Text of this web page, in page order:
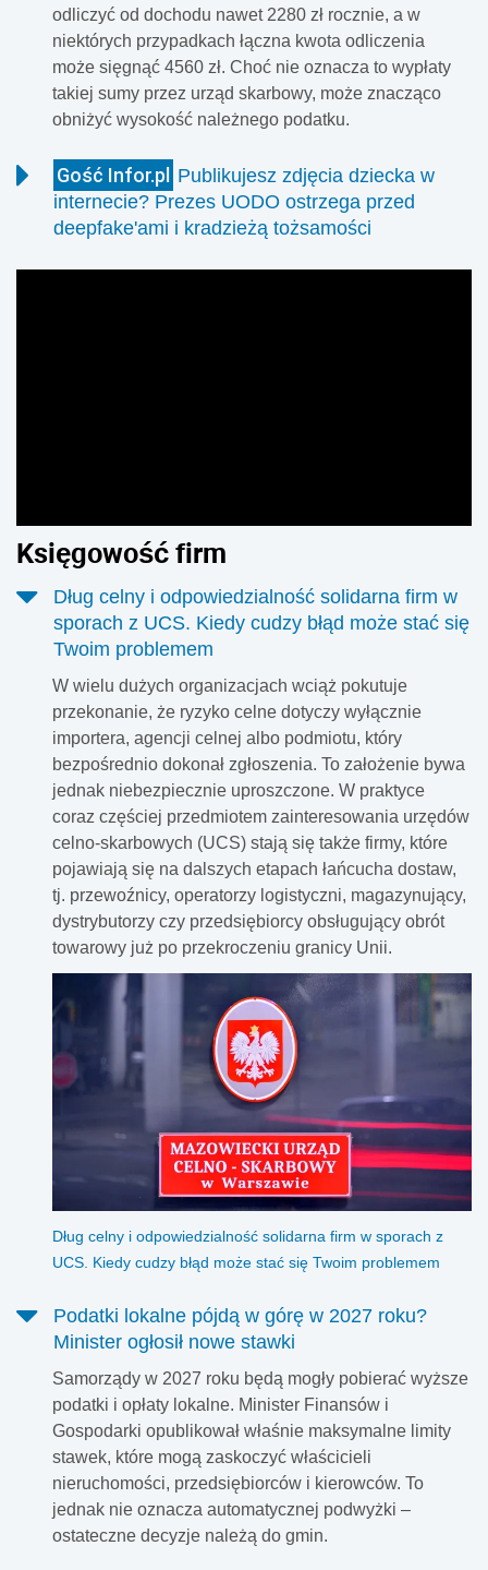
odliczyć od dochodu nawet 2280 zł rocznie, a w
niektórych przypadkach łączna kwota odliczenia
może sięgnąć 4560 zł. Choć nie oznacza to wypłaty
takiej sumy przez urząd skarbowy, może znacząco
obniżyć wysokość należnego podatku.
Gość Infor.pl Publikujesz zdjęcia dziecka w
internecie? Prezes UODO ostrzega przed
deepfake'ami i kradzieżą tożsamości
Księgowość firm
Dług celny i odpowiedzialność solidarna firm w
sporach z UCS. Kiedy cudzy błąd może stać się
Twoim problemem
W wielu dużych organizacjach wciąż pokutuje
przekonanie, że ryzyko celne dotyczy wyłącznie
importera, agencji celnej albo podmiotu, który
bezpośrednio dokonał zgłoszenia. To założenie bywa
jednak niebezpiecznie uproszczone. W praktyce
coraz częściej przedmiotem zainteresowania urzędów
celno-skarbowych (UCS) stają się także firmy, które
pojawiają się na dalszych etapach łańcucha dostaw,
tj. przewoźnicy, operatorzy logistyczni, magazynujący,
dystrybutorzy czy przedsiębiorcy obsługujący obrót
towarowy już po przekroczeniu granicy Unii.
Dług celny i odpowiedzialność solidarna firm w sporach z
UCS. Kiedy cudzy błąd może stać się Twoim problemem
Podatki lokalne pójdą w górę w 2027 roku?
Minister ogłosił nowe stawki
Samorządy w 2027 roku będą mogły pobierać wyższe
podatki i opłaty lokalne. Minister Finansów i
Gospodarki opublikował właśnie maksymalne limity
stawek, które mogą zaskoczyć właścicieli
nieruchomości, przedsiębiorców i kierowców. To
jednak nie oznacza automatycznej podwyżki –
ostateczne decyzje należą do gmin.